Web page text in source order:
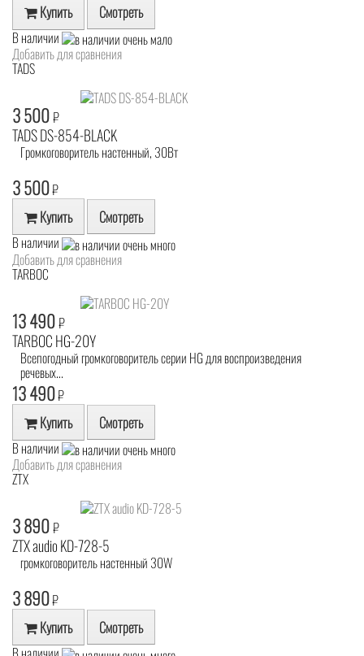
Купить Смотреть
В наличии
Добавить для сравнения
TADS
3 500₽
TADS DS-854-BLACK
Громкоговоритель настенный, 30Вт
3 500₽
Купить Смотреть
В наличии
Добавить для сравнения
TARBOC
13 490₽
TARBOC HG-20Y
Всепогодный громкоговоритель серии HG для воспроизведения
речевых...
13 490₽
Купить Смотреть
В наличии
Добавить для сравнения
ZTX
3 890₽
ZTX audio KD-728-5
громкоговоритель настенный 30W
3 890₽
Купить Смотреть